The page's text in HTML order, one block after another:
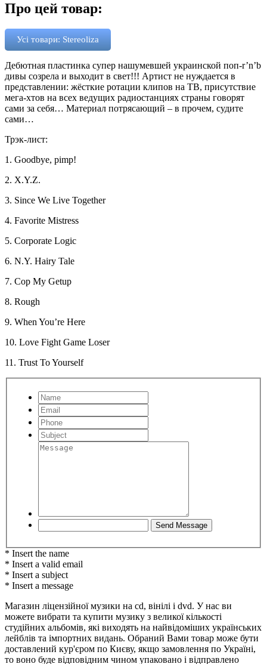
Про цей товар:
Усі товари: Stereoliza
Дебютная пластинка супер нашумевшей украинской поп-r’n’b
дивы созрела и выходит в свет!!! Артист не нуждается в
представлении: жёсткие ротации клипов на ТВ, присутствие
мега-хтов на всех ведущих радиостанциях страны говорят
сами за себя… Материал потрясающий – в прочем, судите
сами…
Трэк-лист:
1. Goodbye, pimp!
2. X.Y.Z.
3. Since We Live Together
4. Favorite Mistress
5. Corporate Logic
6. N.Y. Hairy Tale
7. Cop My Getup
8. Rough
9. When You’re Here
10. Love Fight Game Loser
11. Trust To Yourself
* Insert the name
* Insert a valid email
* Insert a subject
* Insert a message
Магазин ліцензійної музики на cd, вінілі і dvd. У нас ви
можете вибрати та купити музику з великої кількості
студійних альбомів, які виходять на найвідоміших українських
лейблів та імпортних видань. Обраний Вами товар може бути
доставлений кур'єром по Києву, якщо замовлення по Україні,
то воно буде відповідним чином упаковано і відправлено